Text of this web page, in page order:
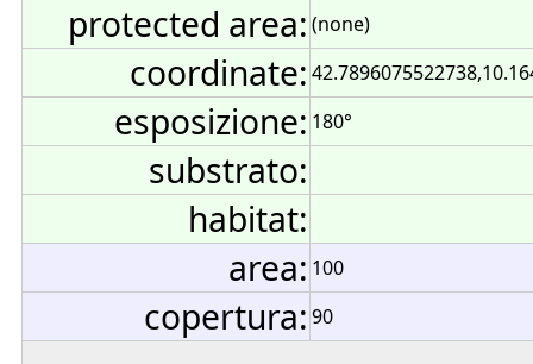
protected area: (none)
coordinate:
esposizione: 180°
substrato:
habitat:
area: 100
copertura: 90